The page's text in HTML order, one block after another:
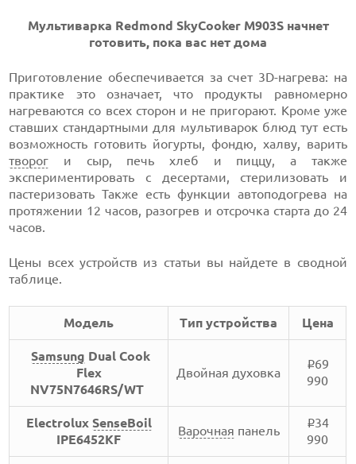
Мультиварка Redmond SkyCooker M903S начнет
готовить, пока вас нет дома
Приготовление обеспечивается за счет 3D-нагрева: на
практике это означает, что продукты равномерно
нагреваются со всех сторон и не пригорают. Кроме уже
ставших стандартными для мультиварок блюд тут есть
возможность готовить йогурты, фондю, халву, варить
творог и сыр, печь хлеб и пиццу, а также
экспериментировать с десертами, стерилизовать и
пастеризовать Также есть функции автоподогрева на
протяжении 12 часов, разогрев и отсрочка старта до 24
часов.
Цены всех устройств из статьи вы найдете в сводной
таблице.
Модель Тип устройства Цена
Samsung Dual Cook
Flex
NV75N7646RS/WT
Двойная духовка
i69
990
Electrolux SenseBoil
IPE6452KF
Варочная панель
i34
990